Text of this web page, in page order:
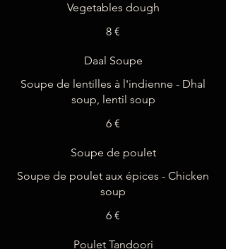
Vegetables dough
8 €
Daal Soupe
Soupe de lentilles à l'indienne - Dhal
soup, lentil soup
6 €
Soupe de poulet
Soupe de poulet aux épices - Chicken
6 €
Poulet Tandoori